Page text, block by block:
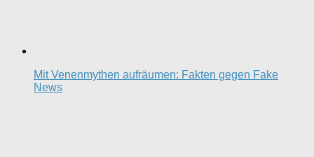
Mit Venenmythen aufräumen: Fakten gegen Fake
News